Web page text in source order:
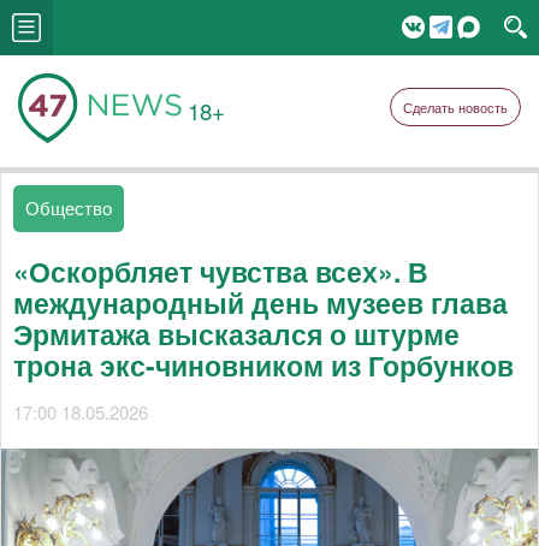
18+ Сделать новость
Общество
«Оскорбляет чувства всех». В
международный день музеев глава
Эрмитажа высказался о штурме
трона экс-чиновником из Горбунков
17:00 18.05.2026